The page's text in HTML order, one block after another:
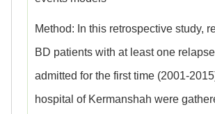
Method: In this retrospective study,
BD patients with at least one
admitted for the first time (2001-
hospital of Kermanshah were